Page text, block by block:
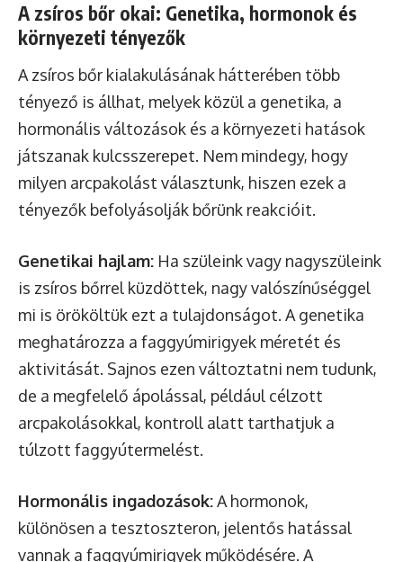
A zsíros bőr okai: Genetika, hormonok és
környezeti tényezők
A zsíros bőr kialakulásának hátterében több
tényező is állhat, melyek közül a genetika, a
hormonális változások és a környezeti hatások
játszanak kulcsszerepet. Nem mindegy, hogy
milyen arcpakolást választunk, hiszen ezek a
tényezők befolyásolják bőrünk reakcióit.
Genetikai hajlam: Ha szüleink vagy nagyszüleink
is zsíros bőrrel küzdöttek, nagy valószínűséggel
mi is örököltük ezt a tulajdonságot. A genetika
meghatározza a faggyúmirigyek méretét és
aktivitását. Sajnos ezen változtatni nem tudunk,
de a megfelelő ápolással, például célzott
arcpakolásokkal, kontroll alatt tarthatjuk a
túlzott faggyútermelést.
Hormonális ingadozások:A hormonok,
különösen a tesztoszteron, jelentős hatással
vannak a faggyúmirigyek működésére. A